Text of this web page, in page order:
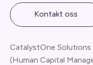
Kontakt oss
CatalystOne Solutions
(Human Capital